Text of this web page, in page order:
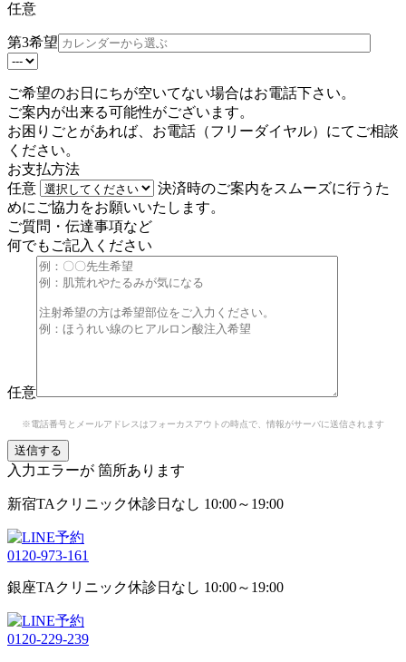
任意
第3希望
ご希望のお日にちが空いてない場合はお電話下さい。
ご案内が出来る可能性がございます。
お困りごとがあれば、お電話（フリーダイヤル）にてご相談
ください。
お支払方法
任意
決済時のご案内をスムーズに行うた
めにご協力をお願いいたします。
ご質問・伝達事項など
何でもご記入ください
任意
※電話番号とメールアドレスはフォーカスアウトの時点で、情報がサーバに送信されます
入力エラーが 箇所あります
新宿TAクリニック休診日なし 10:00～19:00
0120-973-161
銀座TAクリニック休診日なし 10:00～19:00
0120-229-239